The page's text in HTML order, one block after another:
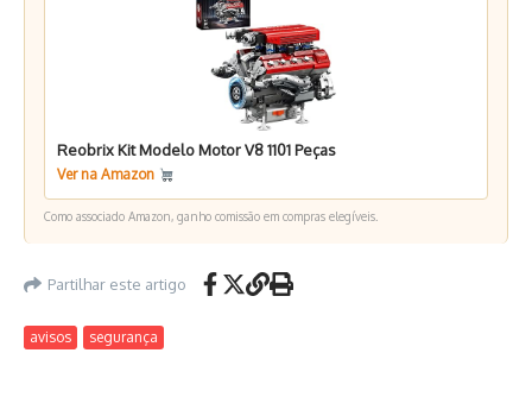
Reobrix Kit Modelo Motor V8 1101 Peças
Ver na Amazon
Como associado Amazon, ganho comissão em compras elegíveis.
Partilhar este artigo
avisos segurança